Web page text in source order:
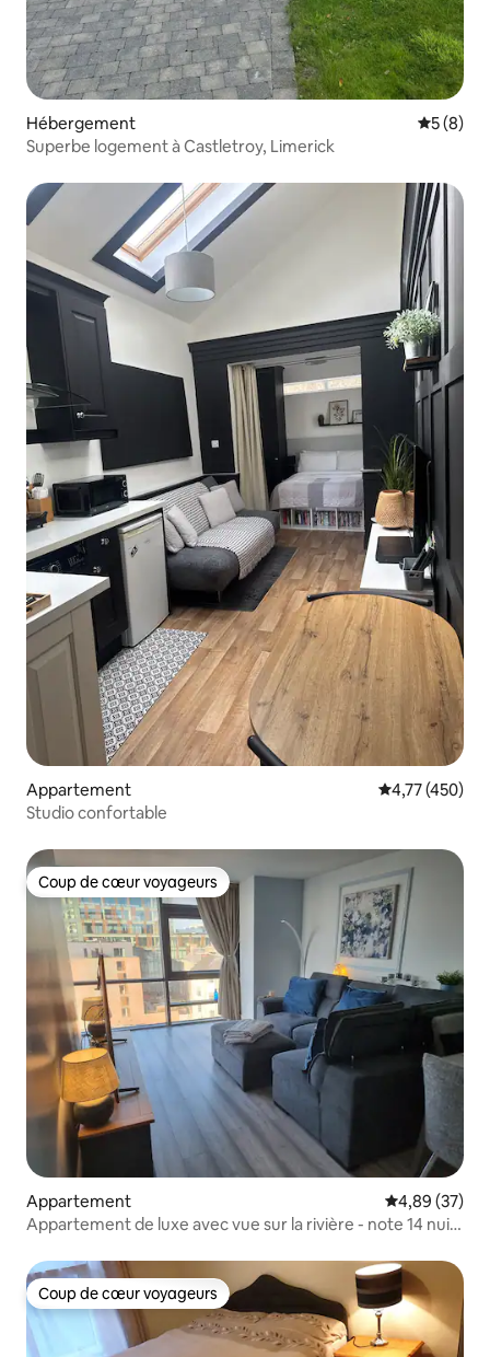
Hébergement
5 (8)
Superbe logement à Castletroy, Limerick
Appartement Évaluation
4,77 (450)
Studio confortable
Coup de cœur voyageurs
Coup de cœur voyageurs
Appartement Évaluation
4,89 (37)
Appartement de luxe avec vue sur la rivière - note 14 nuit
Coup de cœur voyageurs
Coup de cœur voyageurs